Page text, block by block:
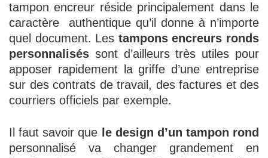
tampon encreur réside principalement dans le
caractère authentique qu’il donne à n’importe
quel document. Les tampons encreurs ronds
personnalisés sont d’ailleurs très utiles pour
apposer rapidement la griffe d’une entreprise
sur des contrats de travail, des factures et des
courriers officiels par exemple.
Il faut savoir que le design d’un tampon rond
personnalisé va changer grandement en